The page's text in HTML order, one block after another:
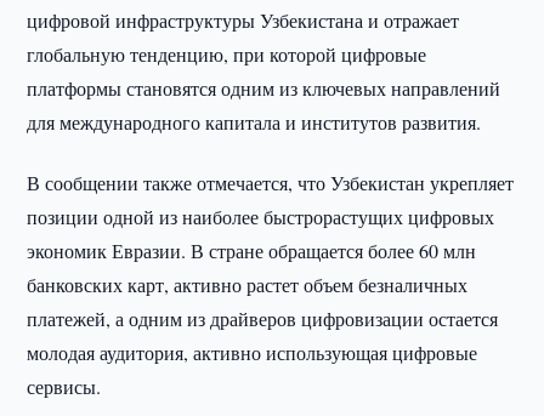
цифровой инфраструктуры Узбекистана и отражает
глобальную тенденцию, при которой цифровые
платформы становятся одним из ключевых направлений
для международного капитала и институтов развития.
В сообщении также отмечается, что Узбекистан укрепляет
позиции одной из наиболее быстрорастущих цифровых
экономик Евразии. В стране обращается более 60 млн
банковских карт, активно растет объем безналичных
платежей, а одним из драйверов цифровизации остается
молодая аудитория, активно использующая цифровые
сервисы.